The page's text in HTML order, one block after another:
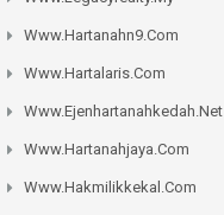
Www.hartanahn9.com
Www.hartalaris.com
Www.ejenhartanahkedah.net
Www.hartanahjaya.com
Www.hakmilikkekal.com